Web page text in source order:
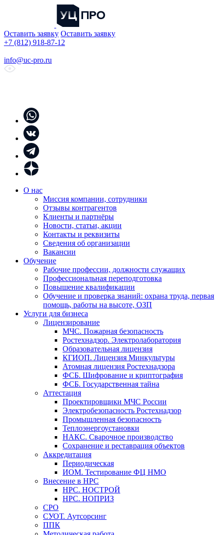
Оставить заявку Оставить заявку
+7 (812) 918-87-12
info@uc-pro.ru
О нас
Миссия компании, сотрудники
Отзывы контрагентов
Клиенты и партнёры
Новости, статьи, акции
Контакты и реквизиты
Сведения об организации
Вакансии
Обучение
Рабочие профессии, должности служащих
Профессиональная переподготовка
Повышение квалификации
Обучение и проверка знаний: охрана труда, первая
помощь, работы на высоте, ОЗП
Услуги для бизнеса
Лицензирование
МЧС. Пожарная безопасность
Ростехнадзор. Электролаборатория
Образовательная лицензия
КГИОП. Лицензия Минкультуры
Атомная лицензия Ростехнадзора
ФСБ. Шифрование и криптография
ФСБ. Государственная тайна
Аттестация
Проектировщики МЧС России
Электробезопасность Ростехнадзор
Промышленная безопасность
Теплоэнергоустановки
НАКС. Сварочное производство
Сохранение и реставрация объектов
Аккредитация
Периодическая
ИОМ. Тестирование ФЦ НМО
Внесение в НРС
НРС. НОСТРОЙ
НРС. НОПРИЗ
СРО
СУОТ. Аутсорсинг
ППК